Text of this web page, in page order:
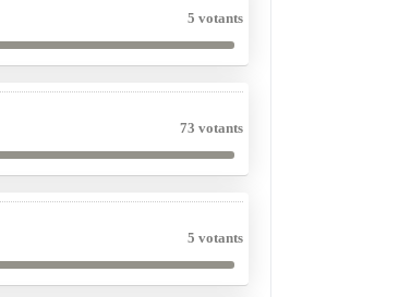
5 votants
73 votants
5 votants